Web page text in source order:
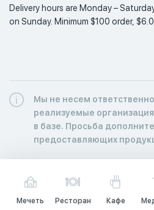
Delivery hours are Monday –
on Sunday. Minimum $100 order,
Мы не несем
реализуемые
в базе. Просьба
предоставляющих
Мечеть Ресторан Кафе